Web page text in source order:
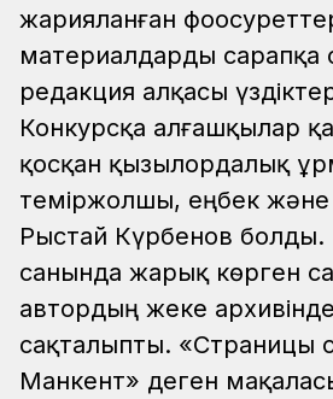
жарияланған
материалдарды сарапқа
редакция алқасы
Конкурсқа алғашқылар
қосқан қызылордалық
теміржолшы, еңбек және
Рыстай Күрбенов болды.
санында жарық көрген
автордың жеке
сақталыпты. «Страницы
Манкент» деген